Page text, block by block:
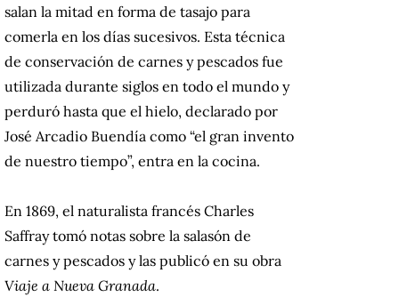
salan la mitad en forma de tasajo para
comerla en los días sucesivos. Esta técnica
de conservación de carnes y pescados fue
utilizada durante siglos en todo el mundo y
perduró hasta que el hielo, declarado por
José Arcadio Buendía como “el gran invento
de nuestro tiempo”, entra en la cocina.
En 1869, el naturalista francés Charles
Saffray tomó notas sobre la salasón de
carnes y pescados y las publicó en su obra
Viaje a Nueva Granada.